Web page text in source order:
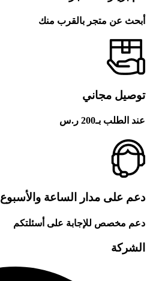
أبحث عن متجر بالقرب منك
توصيل مجاني
عند الطلب بـ200 ر.س
دعم على مدار الساعة والأسبوع
دعم مخصص للإجابة على أسئلتكم
الشركة